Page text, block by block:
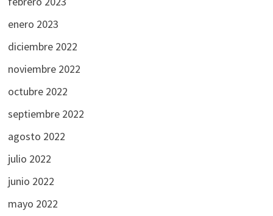
enero 2023
diciembre 2022
noviembre 2022
octubre 2022
septiembre 2022
agosto 2022
julio 2022
junio 2022
mayo 2022